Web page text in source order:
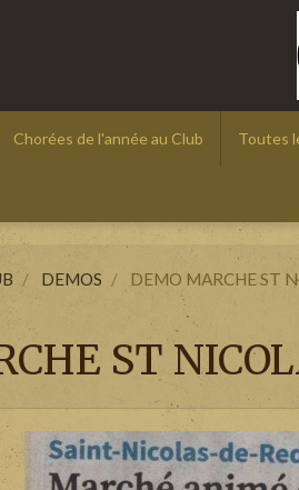
Chorées de l'année au Club Toutes
DEMOS DEMO MARCHE ST
ST